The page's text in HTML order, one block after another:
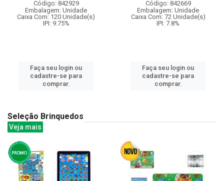
Código: 842929
Embalagem: Unidade
Caixa Com: 120 Unidade(s)
IPI: 9.75%
Faça seu login ou
cadastre-se para
comprar.
Código: 842669
Embalagem: Unidade
Caixa Com: 72 Unidade(s)
IPI: 7.8%
Faça seu login ou
cadastre-se para
comprar.
Seleção Brinquedos
Veja mais